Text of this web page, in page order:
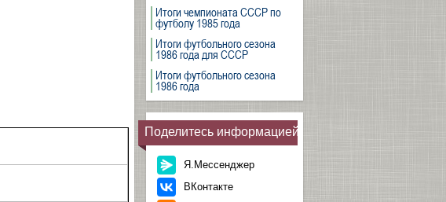
Итоги чемпионата СССР по
футболу 1985 года
Итоги футбольного сезона
1986 года для СССР
Итоги футбольного сезона
1986 года
Поделитесь информацией
Я.Мессенджер
ВКонтакте